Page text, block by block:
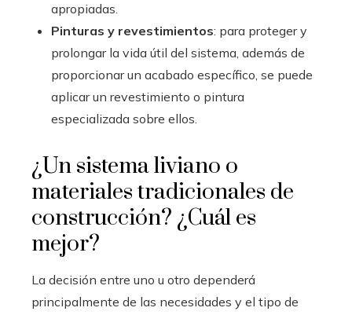
apropiadas.
Pinturas y revestimientos: para proteger y
prolongar la vida útil del sistema, además de
proporcionar un acabado específico, se puede
aplicar un revestimiento o pintura
especializada sobre ellos.
¿Un sistema liviano o
materiales tradicionales de
construcción? ¿Cuál es
mejor?
La decisión entre uno u otro dependerá
principalmente de las necesidades y el tipo de